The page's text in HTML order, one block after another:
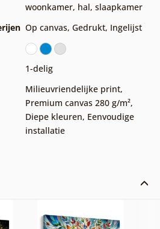
woonkamer, hal, slaapkamer
Op canvas, Gedrukt, Ingelijst
1-delig
Milieuvriendelijke print,
Premium canvas 280 g/m²,
Diepe kleuren, Eenvoudige
installatie